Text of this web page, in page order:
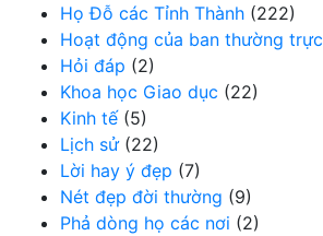
Họ Đỗ các Tỉnh Thành (222)
Hoạt động của ban thường trực
Hỏi đáp (2)
Khoa học Giao dục (22)
Kinh tế(5)
Lịch sử(22)
Lời hay ý đẹp (7)
Nét đẹp đời thường (9)
Phả dòng họ các nơi (2)